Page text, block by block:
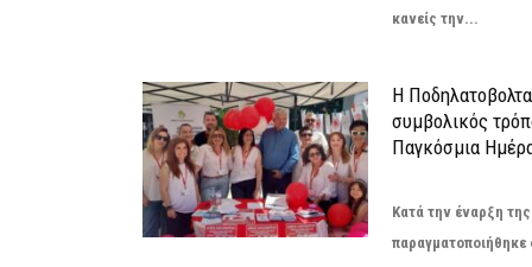
κανείς την...
Η Ποδηλατοβολτα
συμβολικός
Παγκόσμια
Κατά την έναρξη
παραγματοποιήθηκε